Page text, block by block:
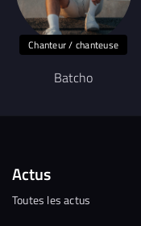
Chanteur / chanteuse
Batcho
Actus
Toutes les actus